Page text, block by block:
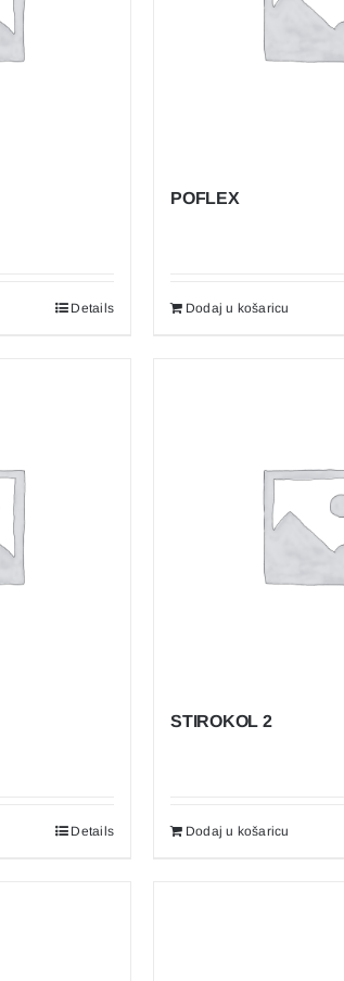
Details
POFLEX
Dodaj u košaricu
Details
STIROKOL 2
Dodaj u košaricu